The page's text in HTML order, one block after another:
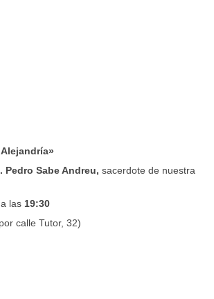
Pedro Sabe Andreu,sacerdote de nuestra
a las 19:30
calle Tutor, 32)